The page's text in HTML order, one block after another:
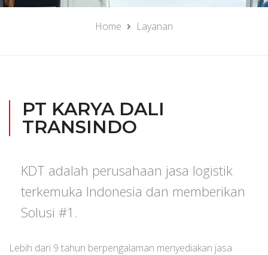
Home Layanan
PT KARYA DALI
TRANSINDO
KDT adalah perusahaan jasa logistik
terkemuka Indonesia dan memberikan
Solusi #1.
Lebih dari 9 tahun berpengalaman menyediakan jasa